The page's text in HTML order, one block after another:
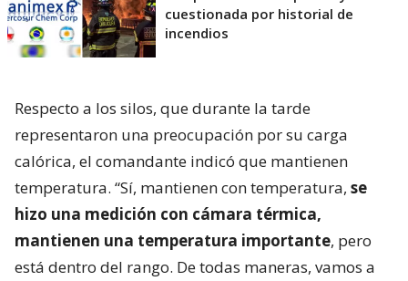
cuestionada por historial de
incendios
Respecto a los silos, que durante la tarde
representaron una preocupación por su carga
calórica, el comandante indicó que mantienen
temperatura. “Sí, mantienen con temperatura, se
hizo una medición con cámara térmica,
mantienen una temperatura importante, pero
está dentro del rango. De todas maneras, vamos a